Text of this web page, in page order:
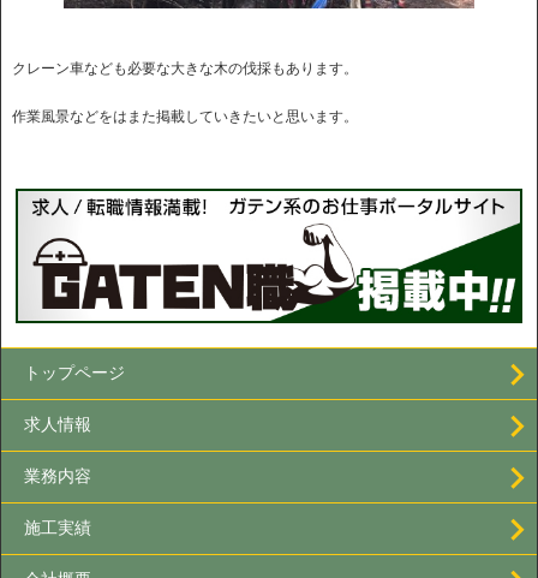
クレーン車なども必要な大きな木の伐採もあります。
作業風景などをはまた掲載していきたいと思います。
トップページ
求人情報
業務内容
施工実績